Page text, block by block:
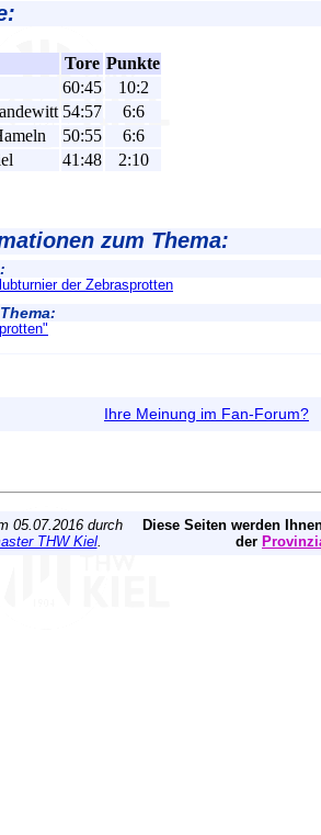
Tore Punkte
60:45
10:2
54:57
6:6
50:55
6:6
41:48 2:10
zum Thema:
der Zebrasprotten
Ihre Meinung im Fan-Forum?
05.07.2016 durch
THW Kiel.
Diese Seiten werden
der